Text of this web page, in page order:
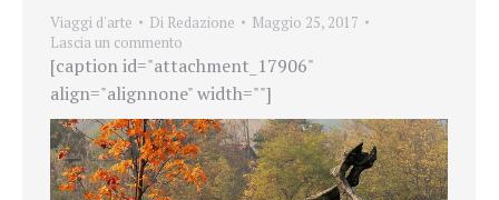
Viaggi d'arte Di Redazione
Maggio 25, 2017
Lascia un commento
[caption id="attachment_17906"
align="alignnone" width=""]